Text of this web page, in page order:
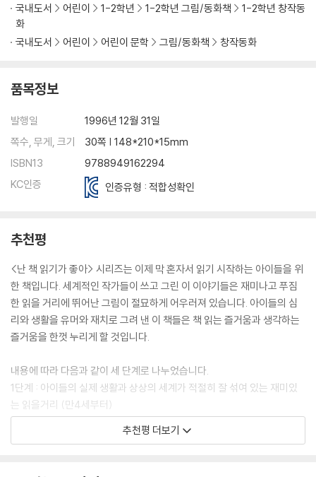
국내도서 어린이 1-2학년 1-2학년 그림/동화책
1-2학년 창작동
화
국내도서
어린이 어린이 문학 그림/동화책 창작동화
품목정보
발행일
1996년 12월 31일
쪽수, 무게, 크기
30쪽 | 148*210*15mm
ISBN13
9788949162294
KC인증
인증유형 : 적합성확인
추천평
<난 책 읽기가 좋아> 시리즈는 이제 막 혼자서 읽기 시작하는 아이들을 위
한 책입니다. 세계적인 작가들이 쓰고 그린 이 이야기들은 재미나고 푸짐
한 읽을 거리에 뛰어난 그림이 절묘하게 어우러져 있습니다. 아이들의 심
리와 생활을 유머와 재치로 그려 낸 이 책들은 책 읽는 즐거움과 생각하는
즐거움을 한껏 누리게 할 것입니다.
내용에 따라 다음과 같이 세 단계로 나누었습니다.
1단계 : 아이들의 실제 생활과 상상의 세계가 적절히 잘 섞여 있는 재미있
는 읽을거리 (만4세부터)
2단계 : 또래 아이들이 생활에서 느끼는 친구들간의 우정, 갈등, 사랑과 이
해를 그린 재미있는 이야기 (초등학교 1·2학년)
추천평 더보기